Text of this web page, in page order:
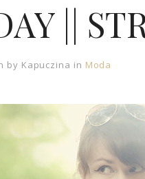
||
by Kapuczina in Moda